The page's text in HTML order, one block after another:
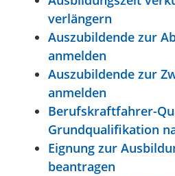
verlängern
Auszubildende zur
anmelden
Auszubildende zur
anmelden
Berufskraftfahrer-
Grundqualifikation
Eignung zur
beantragen